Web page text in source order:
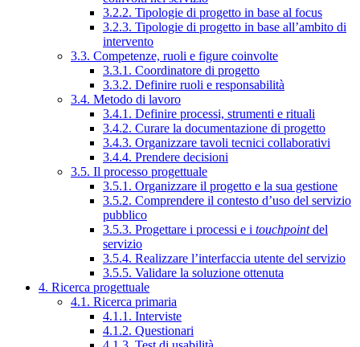
3.2.2. Tipologie di progetto in base al focus
3.2.3. Tipologie di progetto in base all’ambito di
intervento
3.3. Competenze, ruoli e figure coinvolte
3.3.1. Coordinatore di progetto
3.3.2. Definire ruoli e responsabilità
3.4. Metodo di lavoro
3.4.1. Definire processi, strumenti e rituali
3.4.2. Curare la documentazione di progetto
3.4.3. Organizzare tavoli tecnici collaborativi
3.4.4. Prendere decisioni
3.5. Il processo progettuale
3.5.1. Organizzare il progetto e la sua gestione
3.5.2. Comprendere il contesto d’uso del servizio
pubblico
3.5.3. Progettare i processi e i touchpointdel
servizio
3.5.4. Realizzare l’interfaccia utente del servizio
3.5.5. Validare la soluzione ottenuta
4. Ricerca progettuale
4.1. Ricerca primaria
4.1.1. Interviste
4.1.2. Questionari